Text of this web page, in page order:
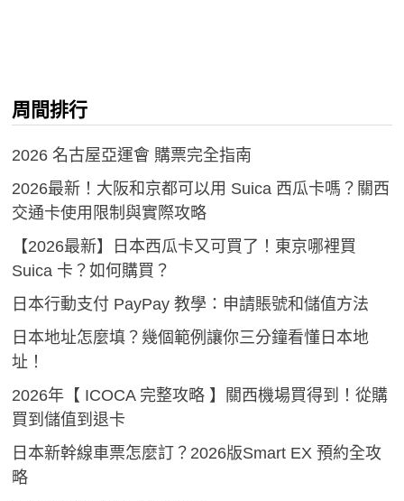
周間排行
2026 名古屋亞運會 購票完全指南
2026最新！大阪和京都可以用 Suica 西瓜卡嗎？關西
交通卡使用限制與實際攻略
【2026最新】日本西瓜卡又可買了！東京哪裡買
Suica 卡？如何購買？
日本行動支付 PayPay 教學：申請賬號和儲值方法
日本地址怎麼填？幾個範例讓你三分鐘看懂日本地
址！
2026年【 ICOCA 完整攻略 】關西機場買得到！從購
買到儲值到退卡
日本新幹線車票怎麼訂？2026版Smart EX 預約全攻
略